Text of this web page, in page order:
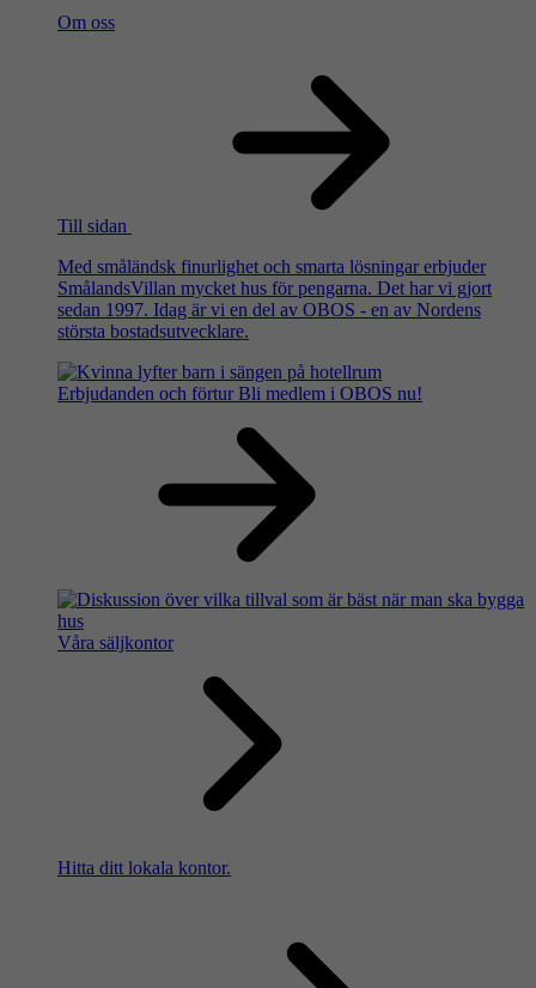
Om oss
Till sidan
Med småländsk finurlighet och smarta lösningar erbjuder
SmålandsVillan mycket hus för pengarna. Det har vi gjort
sedan 1997. Idag är vi en del av OBOS - en av Nordens
största bostadsutvecklare.
Erbjudanden och förtur Bli medlem i OBOS nu!
Våra säljkontor
Hitta ditt lokala kontor.